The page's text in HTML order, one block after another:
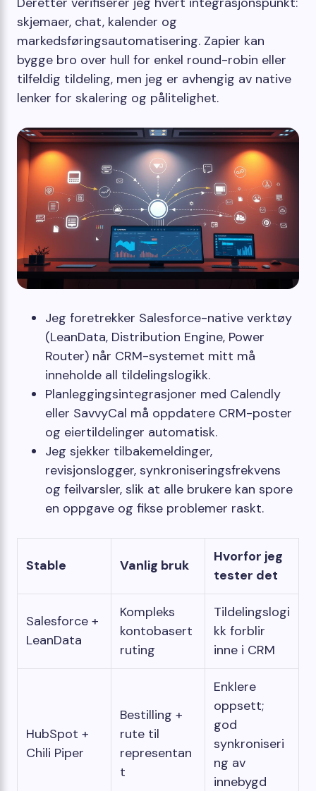
skjemaer, chat, kalender og
markedsføringsautomatisering. Zapier kan
bygge bro over hull for enkel round-robin eller
tilfeldig tildeling, men jeg er avhengig av native
lenker for skalering og pålitelighet.
Jeg foretrekker Salesforce-native verktøy
(LeanData, Distribution Engine, Power
Router) når CRM-systemet mitt må
inneholde all tildelingslogikk.
Planleggingsintegrasjoner med Calendly
eller SavvyCal må oppdatere CRM-poster
og eiertildelinger automatisk.
Jeg sjekker tilbakemeldinger,
revisjonslogger, synkroniseringsfrekvens
og feilvarsler, slik at alle brukere kan spore
en oppgave og fikse problemer raskt.
Stable Vanlig bruk
Hvorfor jeg
tester det
Salesforce +
LeanData
Kompleks
kontobasert
ruting
Tildelingslogi
kk forblir
inne i CRM
HubSpot +
Chili Piper
Bestilling +
rute til
representan
t
Enklere
oppsett;
god
synkroniseri
ng av
innebygd